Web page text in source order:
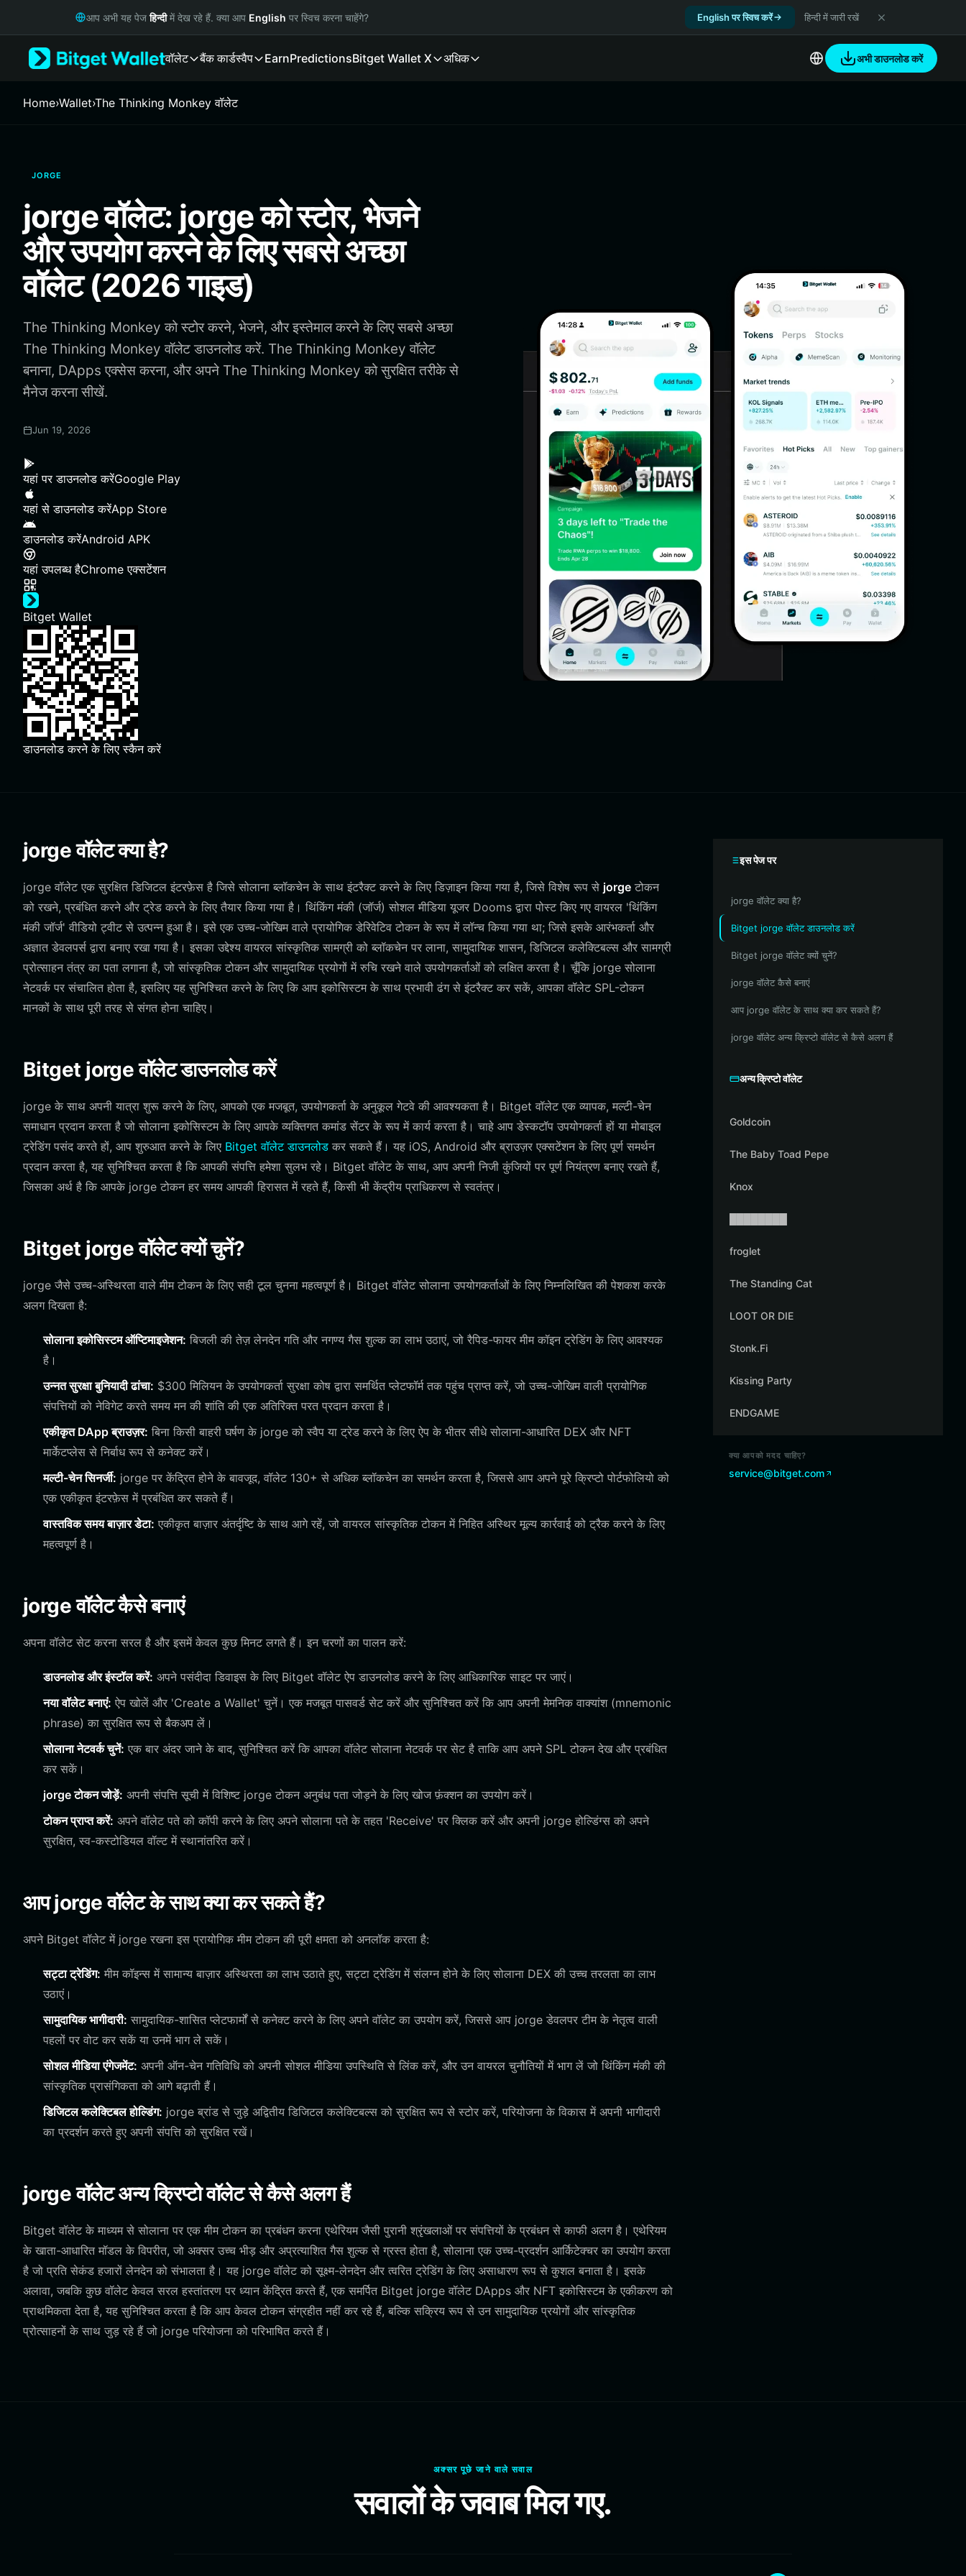
Русский
Italiano
繁體中文
Bahasa Indonesia
ภาษาไทย
Español
Português (Brasil)
Español (Argentina)
आप अभी यह पेजहिन्दीमें देख रहे हैं. क्या आप English पर स्विच करना चाहेंगे? English पर स्विच करें हिन्दी में जारी रखें
वॉलेट बैंक कार्डस्वैप EarnPredictionsBitget Wallet X अधिक अभी डाउनलोड करें
Home›Wallet›The Thinking Monkey वॉलेट
JORGE
jorge वॉलेट: jorge को स्टोर, भेजने
और उपयोग करने के लिए सबसे अच्छा
वॉलेट (2026 गाइड)
The Thinking Monkey को स्टोर करने, भेजने, और इस्तेमाल करने के लिए सबसे अच्छा
The Thinking Monkey वॉलेट डाउनलोड करें. The Thinking Monkey वॉलेट
बनाना, DApps एक्सेस करना, और अपने The Thinking Monkey को सुरक्षित तरीके से
मैनेज करना सीखें.
Jun 19, 2026
यहां पर डाउनलोड करेंGoogle Play
यहां से डाउनलोड करेंApp Store
डाउनलोड करेंAndroid APK
यहां उपलब्ध हैChrome एक्सटेंशन
Bitget Wallet
डाउनलोड करने के लिए स्कैन करें
jorge वॉलेट क्या है?
jorge वॉलेट एक सुरक्षित डिजिटल इंटरफ़ेस है जिसे सोलाना ब्लॉकचेन के साथ इंटरैक्ट करने के लिए डिज़ाइन किया गया है, जिसे विशेष रूप से jorge टोकन
को रखने, प्रबंधित करने और ट्रेड करने के लिए तैयार किया गया है। थिंकिंग मंकी (जॉर्ज) सोशल मीडिया यूजर Dooms द्वारा पोस्ट किए गए वायरल 'थिंकिंग
मंकी जॉर्ज' वीडियो ट्वीट से उत्पन्न हुआ है। इसे एक उच्च-जोखिम वाले प्रायोगिक डेरिवेटिव टोकन के रूप में लॉन्च किया गया था; जिसे इसके आरंभकर्ता और
अज्ञात डेवलपर्स द्वारा बनाए रखा गया है। इसका उद्देश्य वायरल सांस्कृतिक सामग्री को ब्लॉकचेन पर लाना, सामुदायिक शासन, डिजिटल कलेक्टिबल्स और सामग्री
प्रोत्साहन तंत्र का पता लगाना है, जो सांस्कृतिक टोकन और सामुदायिक प्रयोगों में रुचि रखने वाले उपयोगकर्ताओं को लक्षित करता है। चूँकि jorge सोलाना
नेटवर्क पर संचालित होता है, इसलिए यह सुनिश्चित करने के लिए कि आप इकोसिस्टम के साथ प्रभावी ढंग से इंटरैक्ट कर सकें, आपका वॉलेट SPL-टोकन
मानकों के साथ पूरी तरह से संगत होना चाहिए।
Bitget jorge वॉलेट डाउनलोड करें
jorge के साथ अपनी यात्रा शुरू करने के लिए, आपको एक मजबूत, उपयोगकर्ता के अनुकूल गेटवे की आवश्यकता है। Bitget वॉलेट एक व्यापक, मल्टी-चेन
समाधान प्रदान करता है जो सोलाना इकोसिस्टम के लिए आपके व्यक्तिगत कमांड सेंटर के रूप में कार्य करता है। चाहे आप डेस्कटॉप उपयोगकर्ता हों या मोबाइल
ट्रेडिंग पसंद करते हों, आप शुरुआत करने के लिए Bitget वॉलेट डाउनलोड कर सकते हैं। यह iOS, Android और ब्राउज़र एक्सटेंशन के लिए पूर्ण समर्थन
प्रदान करता है, यह सुनिश्चित करता है कि आपकी संपत्ति हमेशा सुलभ रहे। Bitget वॉलेट के साथ, आप अपनी निजी कुंजियों पर पूर्ण नियंत्रण बनाए रखते हैं,
जिसका अर्थ है कि आपके jorge टोकन हर समय आपकी हिरासत में रहते हैं, किसी भी केंद्रीय प्राधिकरण से स्वतंत्र।
Bitget jorge वॉलेट क्यों चुनें?
jorge जैसे उच्च-अस्थिरता वाले मीम टोकन के लिए सही टूल चुनना महत्वपूर्ण है। Bitget वॉलेट सोलाना उपयोगकर्ताओं के लिए निम्नलिखित की पेशकश करके
अलग दिखता है:
सोलाना इकोसिस्टम ऑप्टिमाइजेशन: बिजली की तेज़ लेनदेन गति और नगण्य गैस शुल्क का लाभ उठाएं, जो रैपिड-फायर मीम कॉइन ट्रेडिंग के लिए आवश्यक
है।
उन्नत सुरक्षा बुनियादी ढांचा: $300 मिलियन के उपयोगकर्ता सुरक्षा कोष द्वारा समर्थित प्लेटफॉर्म तक पहुंच प्राप्त करें, जो उच्च-जोखिम वाली प्रायोगिक
संपत्तियों को नेविगेट करते समय मन की शांति की एक अतिरिक्त परत प्रदान करता है।
एकीकृत DApp ब्राउज़र: बिना किसी बाहरी घर्षण के jorge को स्वैप या ट्रेड करने के लिए ऐप के भीतर सीधे सोलाना-आधारित DEX और NFT
मार्केटप्लेस से निर्बाध रूप से कनेक्ट करें।
मल्टी-चेन सिनर्जी: jorge पर केंद्रित होने के बावजूद, वॉलेट 130+ से अधिक ब्लॉकचेन का समर्थन करता है, जिससे आप अपने पूरे क्रिप्टो पोर्टफोलियो को
एक एकीकृत इंटरफ़ेस में प्रबंधित कर सकते हैं।
वास्तविक समय बाज़ार डेटा: एकीकृत बाज़ार अंतर्दृष्टि के साथ आगे रहें, जो वायरल सांस्कृतिक टोकन में निहित अस्थिर मूल्य कार्रवाई को ट्रैक करने के लिए
महत्वपूर्ण है।
jorge वॉलेट कैसे बनाएं
अपना वॉलेट सेट करना सरल है और इसमें केवल कुछ मिनट लगते हैं। इन चरणों का पालन करें:
डाउनलोड और इंस्टॉल करें: अपने पसंदीदा डिवाइस के लिए Bitget वॉलेट ऐप डाउनलोड करने के लिए आधिकारिक साइट पर जाएं।
नया वॉलेट बनाएं: ऐप खोलें और 'Create a Wallet' चुनें। एक मजबूत पासवर्ड सेट करें और सुनिश्चित करें कि आप अपनी मेमनिक वाक्यांश (mnemonic
phrase) का सुरक्षित रूप से बैकअप लें।
सोलाना नेटवर्क चुनें: एक बार अंदर जाने के बाद, सुनिश्चित करें कि आपका वॉलेट सोलाना नेटवर्क पर सेट है ताकि आप अपने SPL टोकन देख और प्रबंधित
कर सकें।
jorge टोकन जोड़ें: अपनी संपत्ति सूची में विशिष्ट jorge टोकन अनुबंध पता जोड़ने के लिए खोज फ़ंक्शन का उपयोग करें।
टोकन प्राप्त करें: अपने वॉलेट पते को कॉपी करने के लिए अपने सोलाना पते के तहत 'Receive' पर क्लिक करें और अपनी jorge होल्डिंग्स को अपने
सुरक्षित, स्व-कस्टोडियल वॉल्ट में स्थानांतरित करें।
आप jorge वॉलेट के साथ क्या कर सकते हैं?
अपने Bitget वॉलेट में jorge रखना इस प्रायोगिक मीम टोकन की पूरी क्षमता को अनलॉक करता है:
सट्टा ट्रेडिंग: मीम कॉइन्स में सामान्य बाज़ार अस्थिरता का लाभ उठाते हुए, सट्टा ट्रेडिंग में संलग्न होने के लिए सोलाना DEX की उच्च तरलता का लाभ
उठाएं।
सामुदायिक भागीदारी: सामुदायिक-शासित प्लेटफार्मों से कनेक्ट करने के लिए अपने वॉलेट का उपयोग करें, जिससे आप jorge डेवलपर टीम के नेतृत्व वाली
पहलों पर वोट कर सकें या उनमें भाग ले सकें।
सोशल मीडिया एंगेजमेंट: अपनी ऑन-चेन गतिविधि को अपनी सोशल मीडिया उपस्थिति से लिंक करें, और उन वायरल चुनौतियों में भाग लें जो थिंकिंग मंकी की
सांस्कृतिक प्रासंगिकता को आगे बढ़ाती हैं।
डिजिटल कलेक्टिबल होल्डिंग: jorge ब्रांड से जुड़े अद्वितीय डिजिटल कलेक्टिबल्स को सुरक्षित रूप से स्टोर करें, परियोजना के विकास में अपनी भागीदारी
का प्रदर्शन करते हुए अपनी संपत्ति को सुरक्षित रखें।
jorge वॉलेट अन्य क्रिप्टो वॉलेट से कैसे अलग हैं
Bitget वॉलेट के माध्यम से सोलाना पर एक मीम टोकन का प्रबंधन करना एथेरियम जैसी पुरानी श्रृंखलाओं पर संपत्तियों के प्रबंधन से काफी अलग है। एथेरियम
के खाता-आधारित मॉडल के विपरीत, जो अक्सर उच्च भीड़ और अप्रत्याशित गैस शुल्क से ग्रस्त होता है, सोलाना एक उच्च-प्रदर्शन आर्किटेक्चर का उपयोग करता
है जो प्रति सेकंड हजारों लेनदेन को संभालता है। यह jorge वॉलेट को सूक्ष्म-लेनदेन और त्वरित ट्रेडिंग के लिए असाधारण रूप से कुशल बनाता है। इसके
अलावा, जबकि कुछ वॉलेट केवल सरल हस्तांतरण पर ध्यान केंद्रित करते हैं, एक समर्पित Bitget jorge वॉलेट DApps और NFT इकोसिस्टम के एकीकरण को
प्राथमिकता देता है, यह सुनिश्चित करता है कि आप केवल टोकन संग्रहीत नहीं कर रहे हैं, बल्कि सक्रिय रूप से उन सामुदायिक प्रयोगों और सांस्कृतिक
प्रोत्साहनों के साथ जुड़ रहे हैं जो jorge परियोजना को परिभाषित करते हैं।
इस पेज पर
jorge वॉलेट क्या है?
Bitget jorge वॉलेट डाउनलोड करें
Bitget jorge वॉलेट क्यों चुनें?
jorge वॉलेट कैसे बनाएं
आप jorge वॉलेट के साथ क्या कर सकते हैं?
jorge वॉलेट अन्य क्रिप्टो वॉलेट से कैसे अलग हैं
अन्य क्रिप्टो वॉलेट
Goldcoin
The Baby Toad Pepe
Knox
froglet
The Standing Cat
LOOT OR DIE
Stonk.Fi
Kissing Party
ENDGAME
क्या आपको मदद चाहिए?
service@bitget.com
अक्सर पूछे जाने वाले सवाल
सवालों के जवाब मिल गए.